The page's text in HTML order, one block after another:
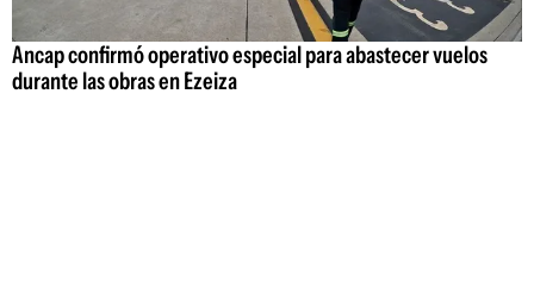
Ancap confirmó operativo especial para abastecer vuelos
durante las obras en Ezeiza